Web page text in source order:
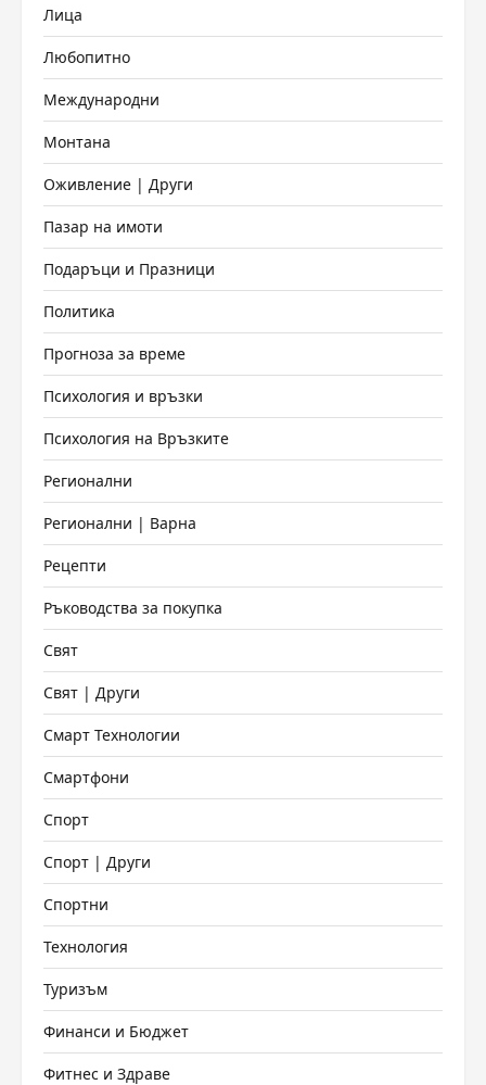
Лица
Любопитно
Международни
Монтана
Оживление | Други
Пазар на имоти
Подаръци и Празници
Политика
Прогноза за време
Психология и връзки
Психология на Връзките
Регионални
Регионални | Варна
Рецепти
Ръководства за покупка
Свят
Свят | Други
Смарт Технологии
Смартфони
Спорт
Спорт | Други
Спортни
Технология
Туризъм
Финанси и Бюджет
Фитнес и Здраве